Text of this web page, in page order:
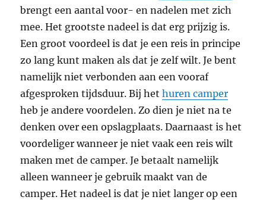
brengt een aantal voor- en nadelen met zich
mee. Het grootste nadeel is dat erg prijzig is.
Een groot voordeel is dat je een reis in principe
zo lang kunt maken als dat je zelf wilt. Je bent
namelijk niet verbonden aan een vooraf
afgesproken tijdsduur. Bij hethuren camper
heb je andere voordelen. Zo dien je niet na te
denken over een opslagplaats. Daarnaast is het
voordeliger wanneer je niet vaak een reis wilt
maken met de camper. Je betaalt namelijk
alleen wanneer je gebruik maakt van de
camper. Het nadeel is dat je niet langer op een